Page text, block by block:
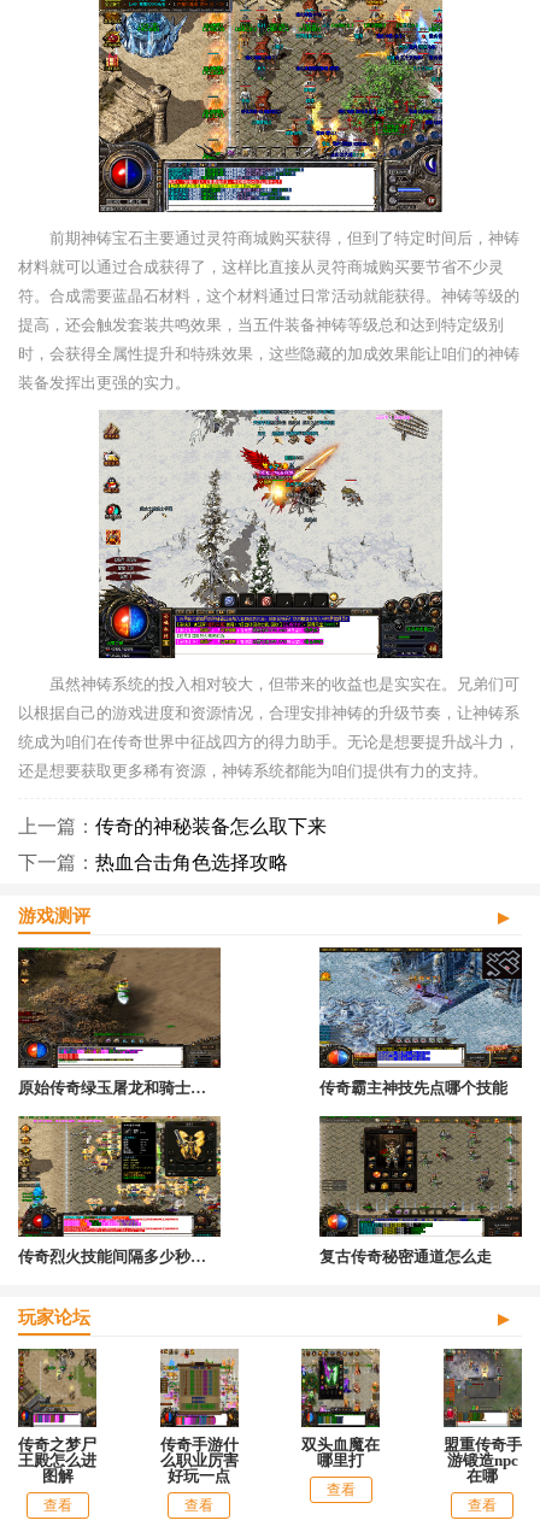
前期神铸宝石主要通过灵符商城购买获得，但到了特定时间后，神铸
材料就可以通过合成获得了，这样比直接从灵符商城购买要节省不少灵
符。合成需要蓝晶石材料，这个材料通过日常活动就能获得。神铸等级的
提高，还会触发套装共鸣效果，当五件装备神铸等级总和达到特定级别
时，会获得全属性提升和特殊效果，这些隐藏的加成效果能让咱们的神铸
装备发挥出更强的实力。
虽然神铸系统的投入相对较大，但带来的收益也是实实在。兄弟们可
以根据自己的游戏进度和资源情况，合理安排神铸的升级节奏，让神铸系
统成为咱们在传奇世界中征战四方的得力助手。无论是想要提升战斗力，
还是想要获取更多稀有资源，神铸系统都能为咱们提供有力的支持。
上一篇： 传奇的神秘装备怎么取下来
下一篇： 热血合击角色选择攻略
游戏测评
原始传奇绿玉屠龙和骑士战袍属性 传奇霸主神技先点哪个技能
传奇烈火技能间隔多少秒可以用 复古传奇秘密通道怎么走
玩家论坛
传奇之梦尸
王殿怎么进
图解
查看
传奇手游什
么职业厉害
好玩一点
查看
双头血魔在
哪里打
查看
盟重传奇手
游锻造npc
在哪
查看